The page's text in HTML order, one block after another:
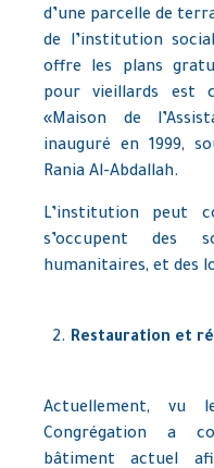
d’une parcelle de
de l’institution
offre les plans
pour vieillards est
«Maison de
inauguré en 1999,
Rania Al-Abdallah.
L’institution peut
s’occupent des
humanitaires, et des
Restauration et
Actuellement, vu
Congrégation a
bâtiment actuel